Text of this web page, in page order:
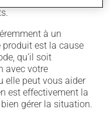
à un
produit est la cause
qu'il soit
avec votre
elle peut vous aider
est effectivement la
gérer la situation.